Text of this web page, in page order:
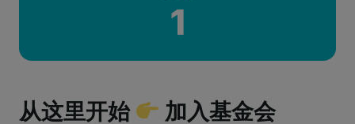
1
从这里开始 加入基金会